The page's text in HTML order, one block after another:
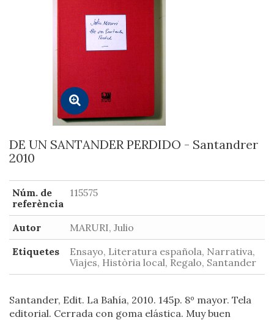
DE UN SANTANDER PERDIDO - Santandrer
2010
Núm. de
referència
115575
Autor
MARURI, Julio
Etiquetes
Ensayo, Literatura española, Narrativa,
Viajes, Història local, Regalo, Santander
Santander, Edit. La Bahía, 2010. 145p. 8º mayor. Tela
editorial. Cerrada con goma elástica. Muy buen